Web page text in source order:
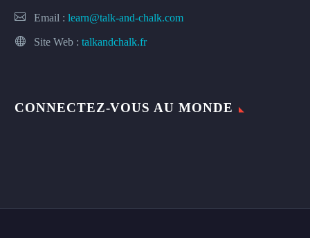
Email : learn@talk-and-chalk.com
Site Web : talkandchalk.fr
CONNECTEZ-VOUS AU MONDE